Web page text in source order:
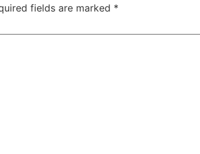
fields are marked *